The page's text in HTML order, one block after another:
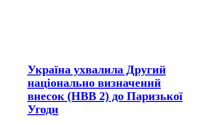
Україна ухвалила Другий
національно визначений
внесок (НВВ 2) до Паризької
Угоди